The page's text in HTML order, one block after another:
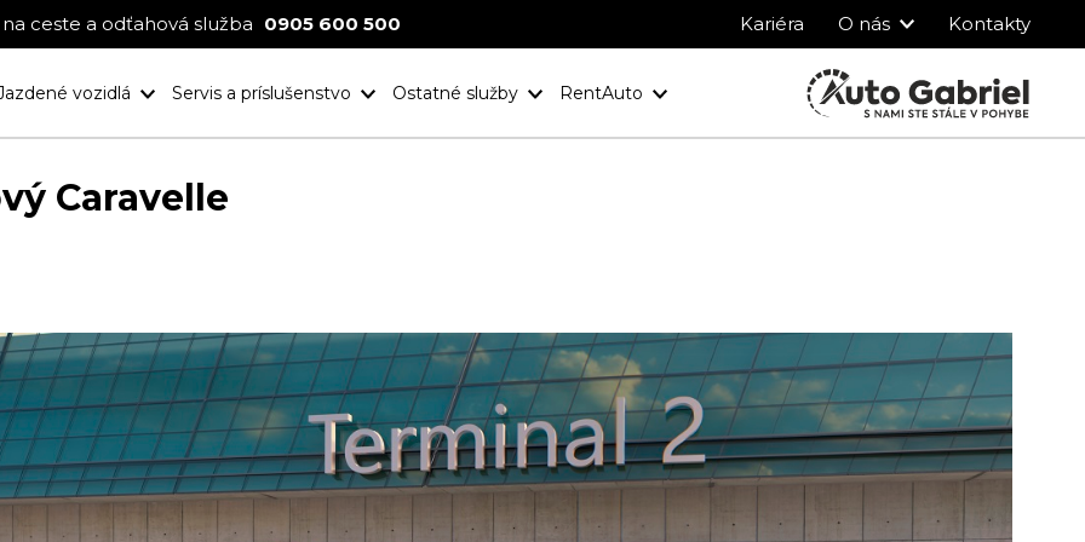
ceste a odťahová služba 0905 600 500 Kariéra O nás Kontakty
vozidlá Servis a príslušenstvo Ostatné služby RentAuto
Caravelle